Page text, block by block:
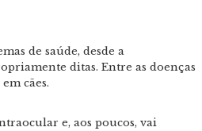
de saúde, desde a
ditas. Entre as doenças
cães.
e, aos poucos, vai